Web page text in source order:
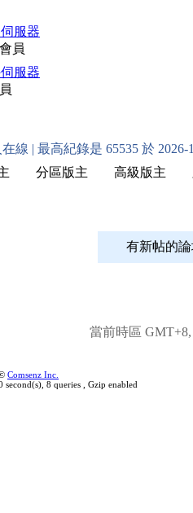
服器
員
服器
在線 | 最高紀錄是 65535 於 2026-
主 分區版主 高級版主
有新帖
當前時區 GMT+8,
Comsenz Inc.
second(s), 8 queries , Gzip enabled